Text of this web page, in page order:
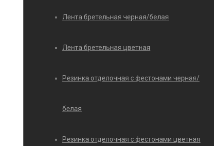
Лента бретельная черная/белая
Лента бретельная цветная
Резинка отделочная с фестонами черная/
белая
Резинка отделочная с фестонами цветная